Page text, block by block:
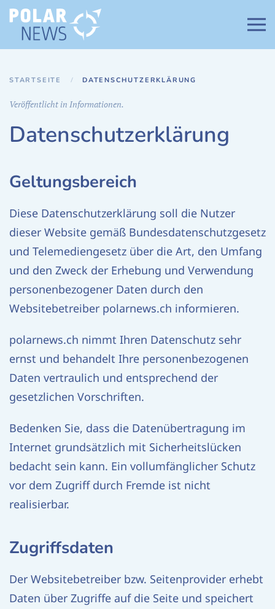
Zum Hauptinhalt springen
STARTSEITE DATENSCHUTZERKLÄRUNG
Veröffentlicht in Informationen.
Datenschutzerklärung
Geltungsbereich
Diese Datenschutzerklärung soll die Nutzer
dieser Website gemäß Bundesdatenschutzgesetz
und Telemediengesetz über die Art, den Umfang
und den Zweck der Erhebung und Verwendung
personenbezogener Daten durch den
Websitebetreiber polarnews.ch informieren.
polarnews.ch nimmt Ihren Datenschutz sehr
ernst und behandelt Ihre personenbezogenen
Daten vertraulich und entsprechend der
gesetzlichen Vorschriften.
Bedenken Sie, dass die Datenübertragung im
Internet grundsätzlich mit Sicherheitslücken
bedacht sein kann. Ein vollumfänglicher Schutz
vor dem Zugriff durch Fremde ist nicht
realisierbar.
Zugriffsdaten
Der Websitebetreiber bzw. Seitenprovider erhebt
Daten über Zugriffe auf die Seite und speichert